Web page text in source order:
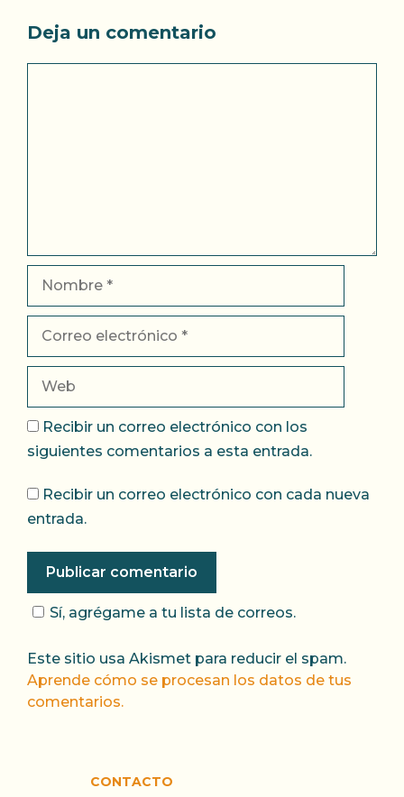
Deja un comentario
electrónico
Recibir un correo electrónico con los
siguientes comentarios a esta entrada.
Recibir un correo electrónico con cada nueva
entrada.
Sí, agrégame a tu lista de correos.
Este sitio usa Akismet para reducir el spam.
Aprende cómo se procesan los datos de tus
comentarios.
CONTACTO